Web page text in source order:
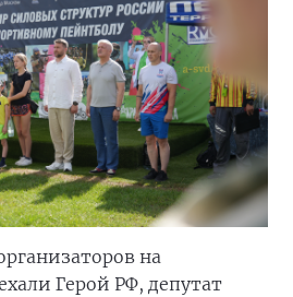
на
Герой РФ, депутат